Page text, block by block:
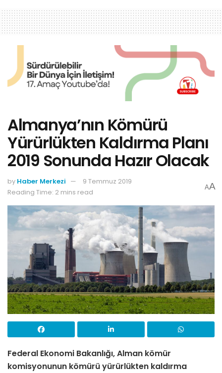
Almanya’nın Kömürü
Yürürlükten Kaldırma Planı
2019 Sonunda Hazır Olacak
by Haber Merkezi
9 Temmuz 2019
Reading Time: 2 mins read
AA
Federal Ekonomi Bakanlığı, Alman kömür
komisyonunun kömürü yürürlükten kaldırma